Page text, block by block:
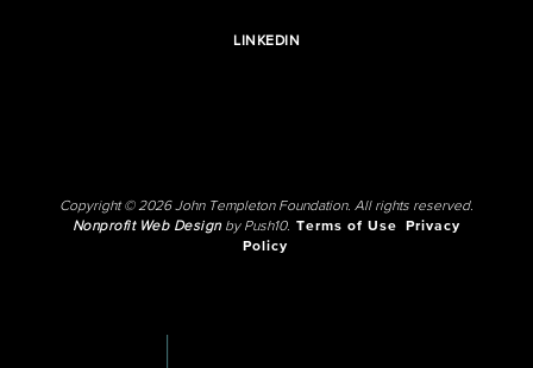
LINKEDIN
Copyright © 2026 John Templeton Foundation. All rights reserved.
Nonprofit Web Designby Push10. Terms of Use
Privacy
Policy